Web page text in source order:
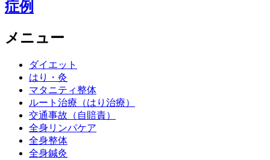
症例
メニュー
ダイエット
はり・灸
マタニティ整体
ルート治療（はり治療）
交通事故（自賠責）
全身リンパケア
全身整体
全身鍼灸